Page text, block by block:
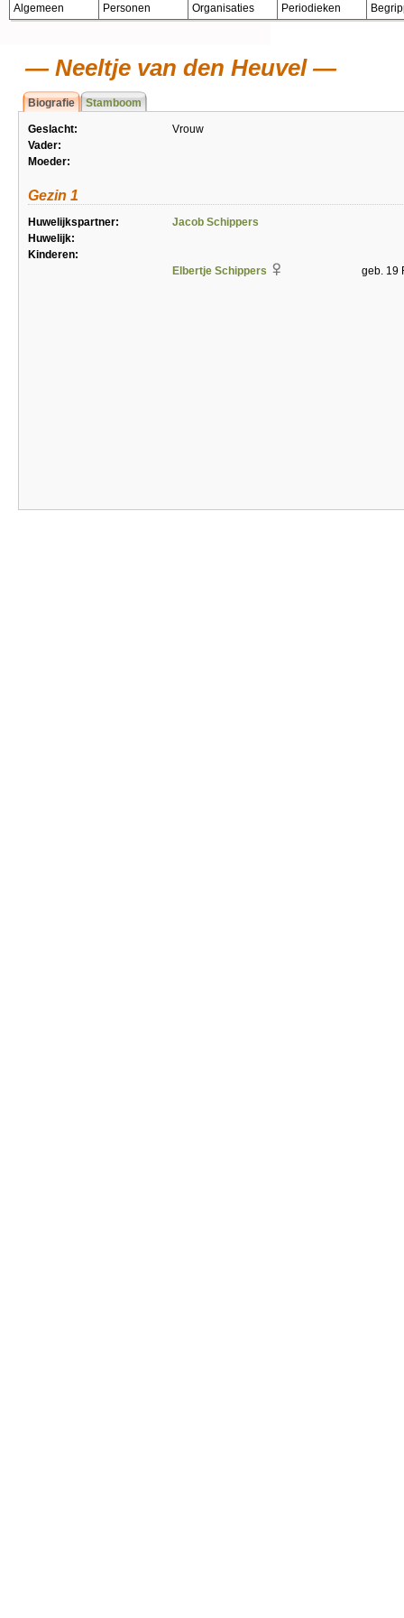
Algemeen Personen Organisaties Periodieken
Neeltje van den Heuvel
Biografie Stamboom
Geslacht:
Vrouw
Vader:
Moeder:
Gezin 1
Huwelijkspartner:
Jacob Schippers
Huwelijk:
Kinderen:
Elbertje Schippers
geb. 19